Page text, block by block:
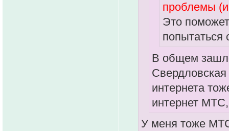
проблемы
Это
попытаться
В общем
интернета
интернет
У меня тоже МТС